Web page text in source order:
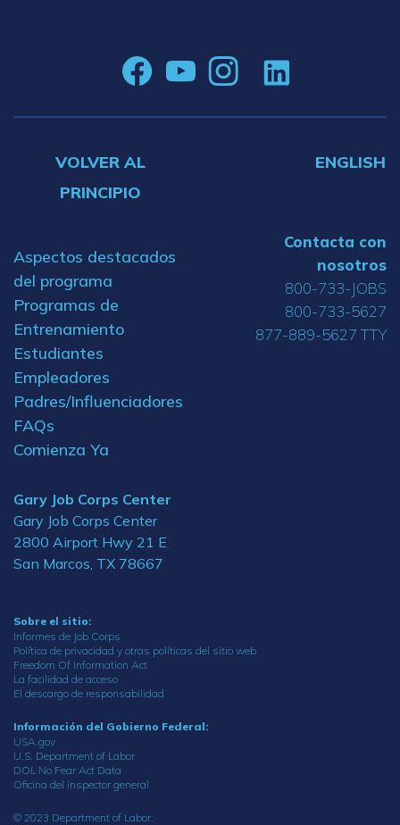
VOLVER AL
PRINCIPIO
ENGLISH
Aspectos destacados
del programa
Programas de
Entrenamiento
Estudiantes
Empleadores
Padres/Influenciadores
FAQs
Comienza Ya
Gary Job Corps Center
Gary Job Corps Center
2800 Airport Hwy 21 E
San Marcos, TX 78667
Contacta con
nosotros
800-733-JOBS
800-733-5627
877-889-5627 TTY
Sobre el sitio:
Informes de Job Corps
Política de privacidad y otras políticas del sitio web
Freedom Of Information Act
La facilidad de acceso
El descargo de responsabilidad
Información del Gobierno Federal:
USA.gov
U.S. Department of Labor
DOL No Fear Act Data
Oficina del inspector general
© 2023 Department of Labor.